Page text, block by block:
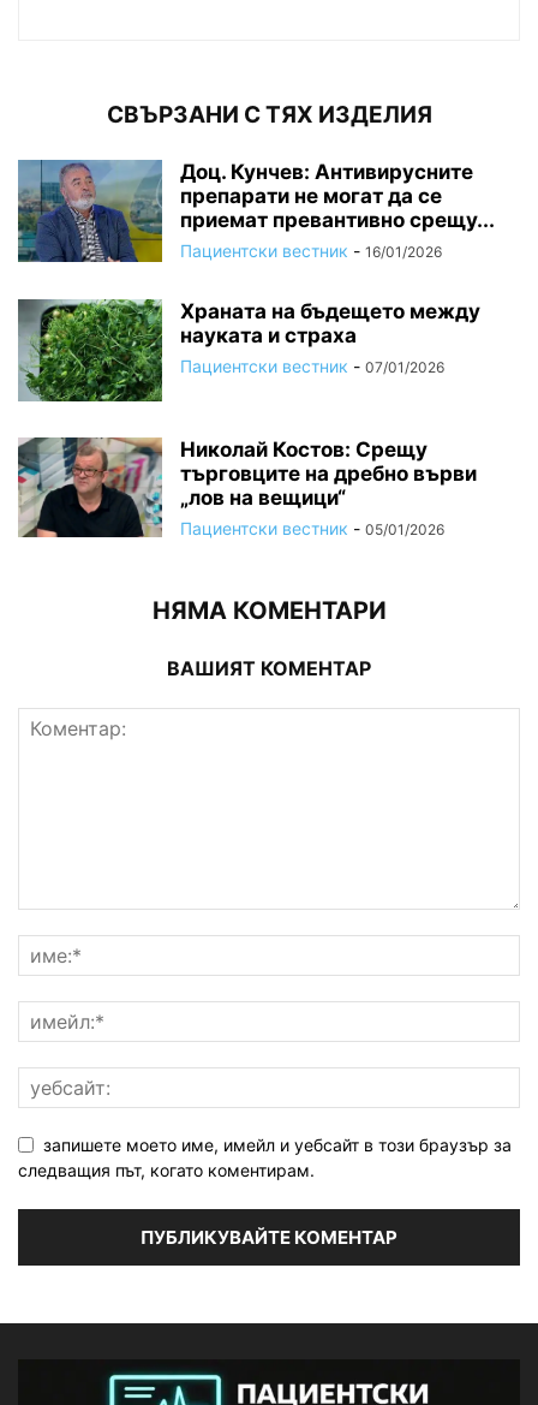
СВЪРЗАНИ С ТЯХ ИЗДЕЛИЯ
Доц. Кунчев: Антивирусните
препарати не могат да се
приемат превантивно срещу...
Пациентски вестник - 16/01/2026
Храната на бъдещето между
науката и страха
Пациентски вестник - 07/01/2026
Николай Костов: Срещу
търговците на дребно върви
„лов на вещици“
Пациентски вестник - 05/01/2026
НЯМА КОМЕНТАРИ
ВАШИЯТ КОМЕНТАР
запишете моето име, имейл и уебсайт в този браузър за
следващия път, когато коментирам.